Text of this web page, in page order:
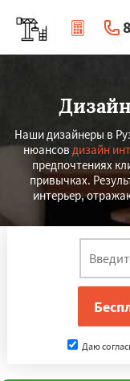
|
Наши дизайнеры в
нюансов дизайн
предпочтениях
привычках.
интерьер,
Даю